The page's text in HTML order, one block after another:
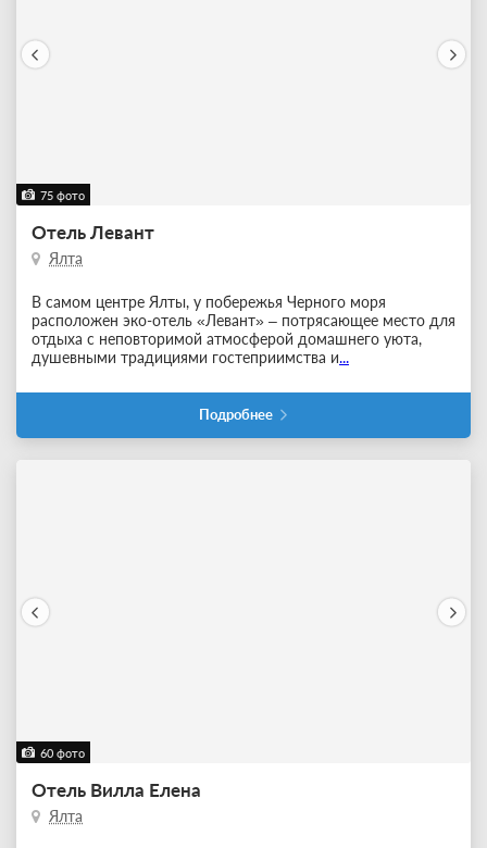
75 фото
Отель Левант
Ялта
В самом центре Ялты, у побережья Черного моря
расположен эко-отель «Левант» – потрясающее место для
отдыха с неповторимой атмосферой домашнего уюта,
душевными традициями гостеприимства и...
Подробнее
60 фото
Отель Вилла Елена
Ялта